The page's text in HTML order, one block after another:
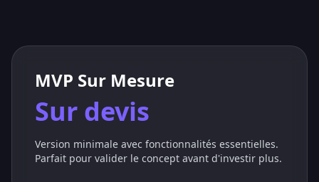
MVP Sur Mesure
Sur devis
Version minimale avec fonctionnalités essentielles.
Parfait pour valider le concept avant d'investir plus.